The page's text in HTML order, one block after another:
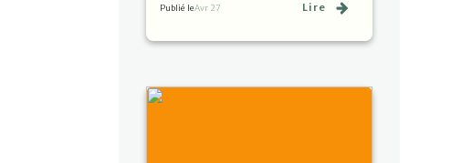
Publié leAvr 27 Lire